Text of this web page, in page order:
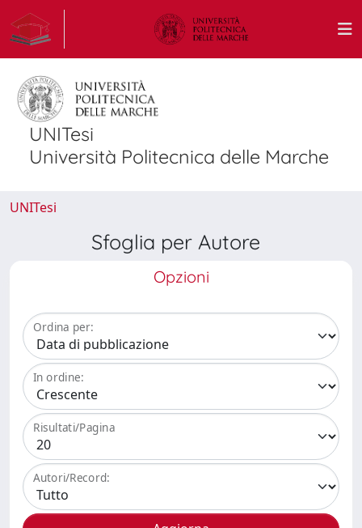
UNITesi
Università Politecnica delle Marche
UNITesi
Sfoglia per Autore
Opzioni
Ordina per:
In ordine:
Risultati/Pagina
Autori/Record: